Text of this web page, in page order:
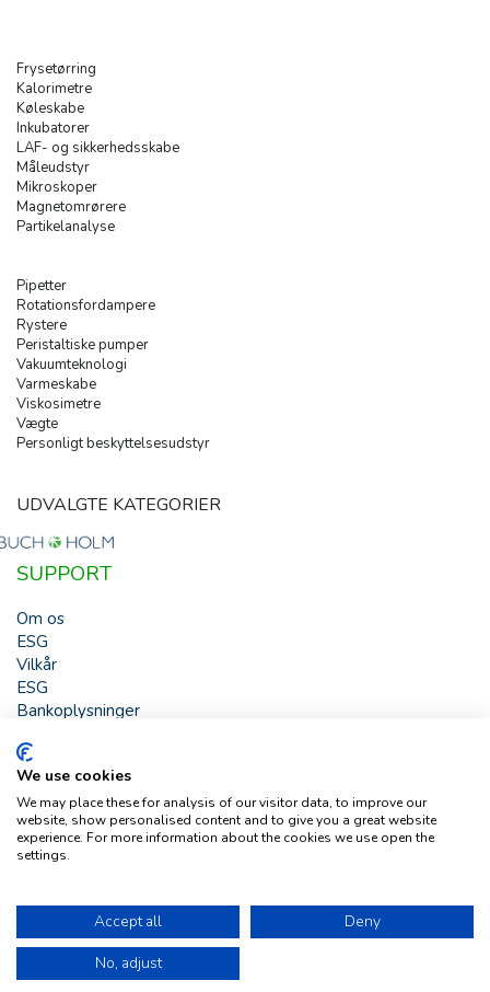
Frysetørring
Kalorimetre
Køleskabe
Inkubatorer
LAF- og sikkerhedsskabe
Måleudstyr
Mikroskoper
Magnetomrørere
Partikelanalyse
Pipetter
Rotationsfordampere
Rystere
Peristaltiske pumper
Vakuumteknologi
Varmeskabe
Viskosimetre
Vægte
Personligt beskyttelsesudstyr
UDVALGTE KATEGORIER
SUPPORT
Om os
ESG
Vilkår
ESG
Bankoplysninger
HJÆLP
Buch & Holm A/S - Marielundvej 39 - DK-2730 Herlev -
Tlf. +45 44 54 00 00 - e-mail:b-h@buch-holm.dk- CVR-nr.:
DK-19993345
We use cookies
We may place these for analysis of our visitor data, to improve our
website, show personalised content and to give you a great website
experience. For more information about the cookies we use open the
settings.
Accept all
Deny
No, adjust